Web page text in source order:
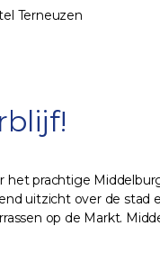
Terneuzen
het prachtige
uitzicht over de
op de Markt.